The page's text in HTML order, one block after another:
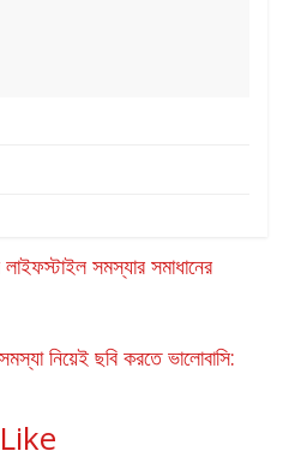
সমস্যার সমাধানের
নিয়েই ছবি করতে ভালোবাসি: